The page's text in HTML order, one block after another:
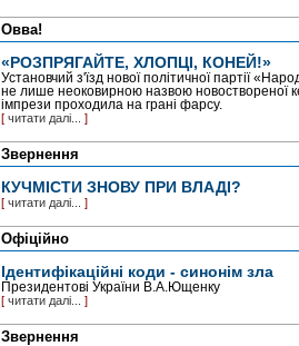
Овва!
«РОЗПРЯГАЙТЕ, ХЛОПЦІ, КОНЕЙ!»
Установчий з'їзд нової політичної партії
не лише неоковирною назвою новоствореної
імпрези проходила на грані фарсу.
[ читати далі... ]
Звернення
КУЧМІСТИ ЗНОВУ ПРИ ВЛАДІ?
[ читати далі... ]
Офіційно
Ідентифікаційні коди - синонім зла
Президентові України В.А.Ющенку
[ читати далі... ]
Звернення